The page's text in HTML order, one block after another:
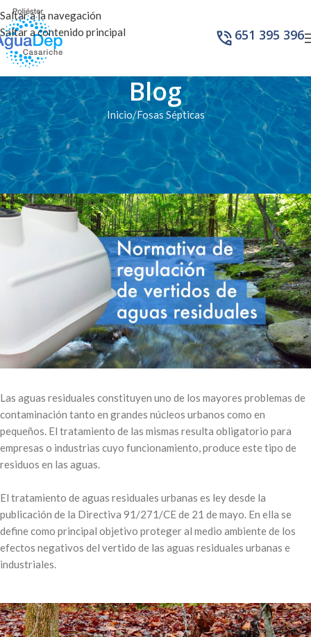
Saltar a la navegación
Saltar a contenido principal
651 395 396
Blog
Inicio Fosas Sépticas
FOSAS SÉPTICAS
Normativa de regulación de
vertidos de aguas residuales
Las aguas residuales constituyen uno de los mayores problemas de
contaminación tanto en grandes núcleos urbanos como en
pequeños. El tratamiento de las mismas resulta obligatorio para
empresas o industrias cuyo funcionamiento, produce este tipo de
residuos en las aguas.
El tratamiento de aguas residuales urbanas es ley desde la
publicación de la Directiva 91/271/CE de 21 de mayo. En ella se
define como principal objetivo proteger al medio ambiente de los
efectos negativos del vertido de las aguas residuales urbanas e
industriales.